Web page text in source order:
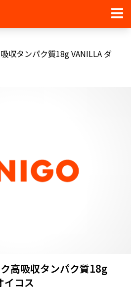
収タンパク質18g VANILLA ダ
高吸収タンパク質18g
イコス